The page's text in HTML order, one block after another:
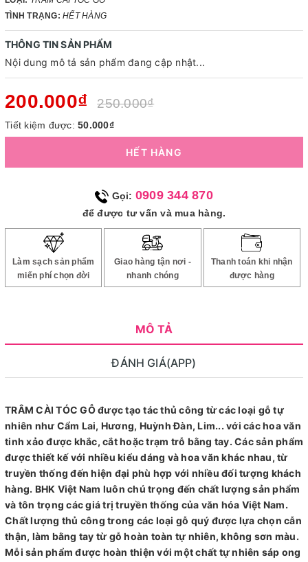
TÌNH TRẠNG: HẾT HÀNG
THÔNG TIN SẢN PHẨM
Nội dung mô tả sản phẩm đang cập nhật...
200.000₫ 250.000₫
Tiết kiệm được: 50.000₫
HẾT HÀNG
Gọi: 0909 344 870
để được tư vấn và mua hàng.
Làm sạch sản phẩm
miến phí chọn đời
Giao hàng tận nơi -
nhanh chóng
Thanh toán khi nhận
được hàng
MÔ TẢ
ĐÁNH GIÁ(APP)
TRÂM CÀI TÓC GỖ được tạo tác thủ công từ các loại gỗ tự
nhiên như Cẩm Lai, Hương, Huỳnh Đàn, Lim... với các hoa văn
tinh xảo được khắc, cắt hoặc trạm trỗ bằng tay. Các sản phẩm
được thiết kế với nhiều kiểu dáng và hoa văn khác nhau, từ
truyền thống đến hiện đại phù hợp với nhiều đối tượng khách
hàng. BHK Việt Nam luôn chú trọng đến chất lượng sản phẩm
và tôn trọng các giá trị truyền thống của văn hóa Việt Nam.
Chất lượng thủ công trong các loại gỗ quý được lựa chọn cẫn
thận, làm bằng tay từ gỗ hoàn toàn tự nhiên, không sơn màu.
Mỗi sản phẩm được hoàn thiện với một chất tự nhiên sáp ong